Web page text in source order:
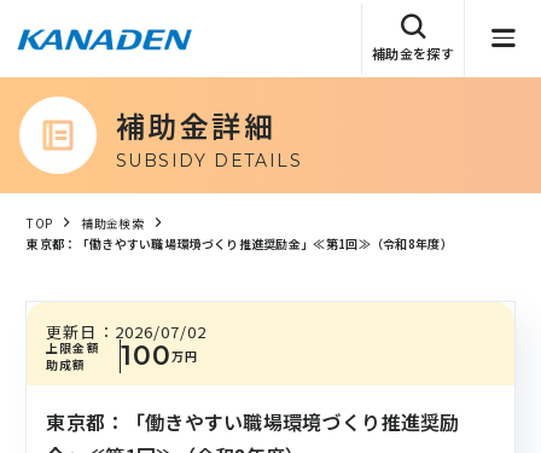
補助金を探す
補助金詳細
SUBSIDY DETAILS
TOP
補助金検索
東京都：「働きやすい職場環境づくり推進奨励金」≪第1回≫（令和8年度）
上限金額
助成額
100万円
更新日： 2026/07/02
東京都：「働きやすい職場環境づくり推進奨励